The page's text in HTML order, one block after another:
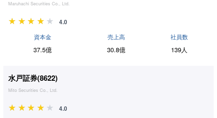
Maruhachi Securities Co., Ltd.
4.0
資本金
37.5億
売上高
30.8億
社員数
139人
水戸証券(8622)
Mito Securities Co., Ltd.
4.0